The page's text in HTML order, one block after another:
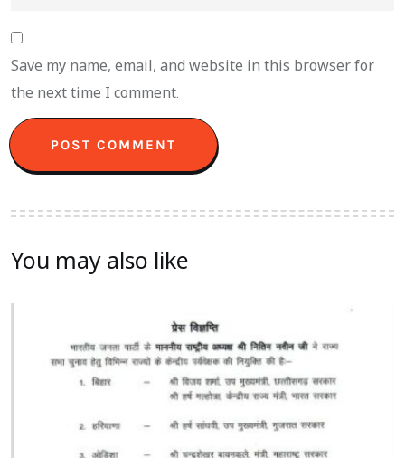
Save my name, email, and website in this browser for
the next time I comment.
You may also like